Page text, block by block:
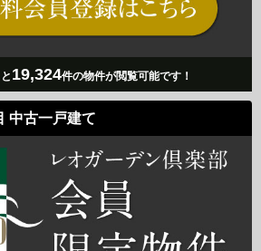
19,324件の物件が閲覧可能です！
中古一戸建て